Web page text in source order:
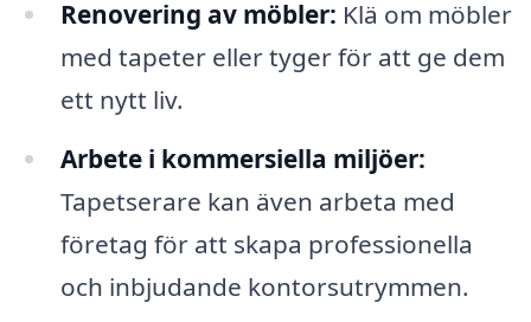
Renovering av möbler: Klä om möbler
med tapeter eller tyger för att ge dem
ett nytt liv.
Arbete i kommersiella miljöer:
Tapetserare kan även arbeta med
företag för att skapa professionella
och inbjudande kontorsutrymmen.